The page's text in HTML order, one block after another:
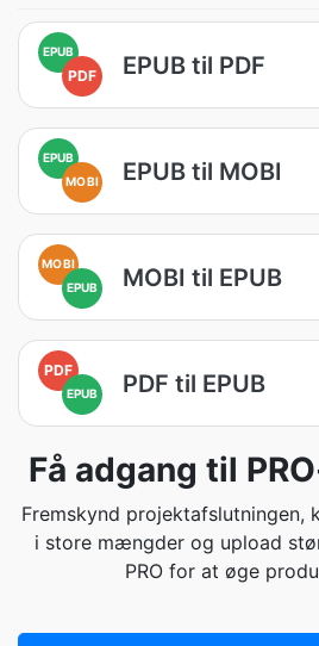
EPUB
PDF EPUB til PDF
EPUB
MOBI
EPUB til MOBI
MOBI
EPUB
MOBI til EPUB
PDF
EPUB PDF til EPUB
Få adgang til
Fremskynd projektafslutningen,
i store mængder og upload
PRO for at øge